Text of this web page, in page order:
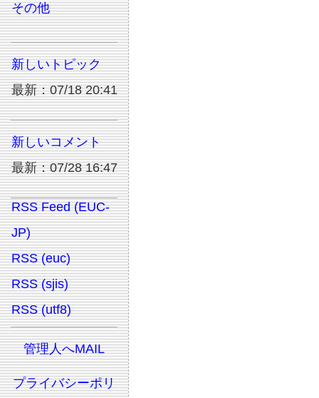
その他
新しいトピック
最新：07/18 20:41
新しいコメント
最新：07/28 16:47
RSS Feed (EUC-
JP)
RSS (euc)
RSS (sjis)
RSS (utf8)
管理人へMAIL
プライバシーポリ